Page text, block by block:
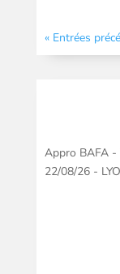
« Entrées
Appro BAFA -
22/08/26 -